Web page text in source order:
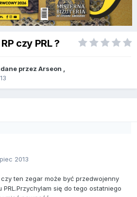
czy PRL ?
przez Arseon
2013
ten zegar może być przedwojenny
się do tego ostatniego